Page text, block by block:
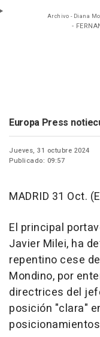
Archivo - Diana
-
Europa Press
Jueves, 31 octubre 2024
Publicado: 09:57
MADRID 31 Oct.
El principal
Javier Milei, ha
repentino cese
Mondino, por
directrices del
posición "clara"